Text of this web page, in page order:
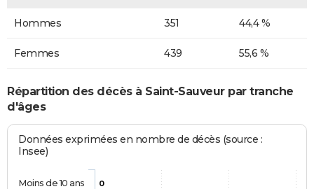
Hommes 351 44,4 %
Femmes 439 55,6 %
Répartition des décès à Saint-Sauveur par tranche
d'âges
Données exprimées en nombre de décès (source :
Insee)
0
Moins de 10 ans